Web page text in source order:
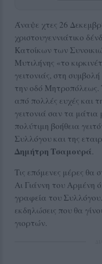
Άναψε χτες 26
χριστουγεννιάτικο
Κατοίκων των
Μυτιλήνης «το
γειτονιάς, στη
την οδό Μητροπόλεως.
από πολλές ευχές και
γειτονιά σαν τα μάτια
πολύτιμη βοήθεια
Συλλόγου και της
Δημήτρη Τσαμουρά.
Τις επόμενες μέρες θα
Αι Γιάννη του Αρμένη
γραφεία του
εκδηλώσεις που θα
γιορτών.